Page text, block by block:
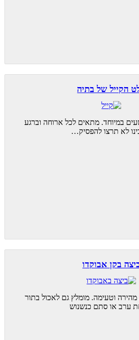
הקייל של בתיה
במיוחד. מתאים לכל ארוחה וברגע
לא תרצו להפסיק…
בקן אבוקדו
וטעימה. מומלץ גם לאכול בתור
ערב או סתם כנשנוש